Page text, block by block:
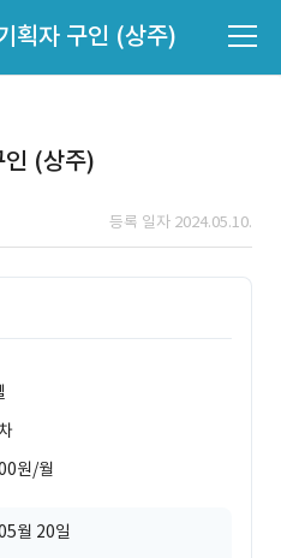
획자 구인 (상주)
인 (상주)
등록 일자 2024.05.10.
원/월
월 20일